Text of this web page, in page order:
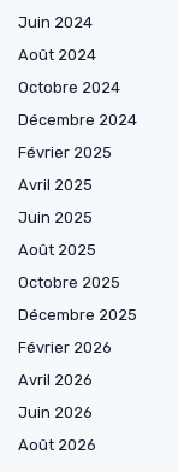
Juin 2024
Août 2024
Octobre 2024
Décembre 2024
Février 2025
Avril 2025
Juin 2025
Août 2025
Octobre 2025
Décembre 2025
Février 2026
Avril 2026
Juin 2026
Août 2026